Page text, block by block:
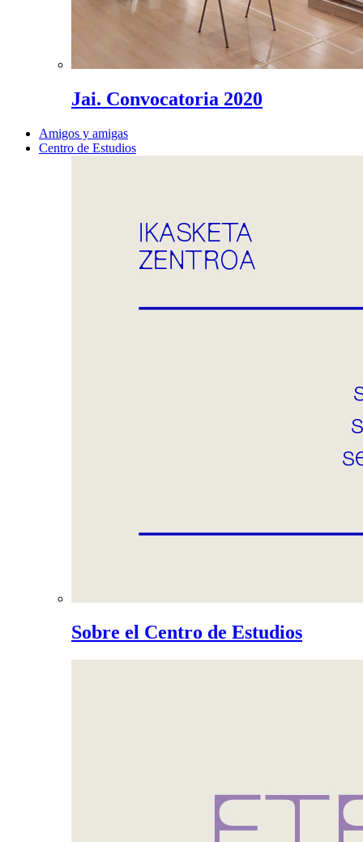
Jai. Convocatoria 2020
Amigos y amigas
Centro de Estudios
Sobre el Centro de Estudios